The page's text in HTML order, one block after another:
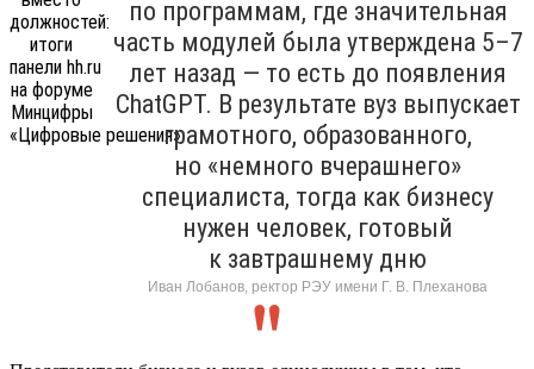
по программам, где значительная
часть модулей была утверждена 5–7
лет назад — то есть до появления
ChatGPT. В результате вуз выпускает
грамотного, образованного,
но «немного вчерашнего»
специалиста, тогда как бизнесу
нужен человек, готовый
к завтрашнему дню
Иван Лобанов, ректор РЭУ имени Г. В. Плеханова